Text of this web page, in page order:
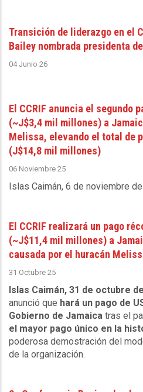
Transición de liderazgo en el
Bailey nombrada presidenta
04 Junio 26
El CCRIF anuncia el segundo
(~J$3,4 mil millones) a
Melissa, elevando el total de
(J$14,8 mil millones)
06 Noviembre 25
Islas Caimán, 6 de noviembre
El CCRIF realizará un pago
(~J$11,4 mil millones) a
causada por el huracán
31 Octubre 25
Islas Caimán, 31 de octubre
anunció que hará un pago de
Gobierno de Jamaica tras el
el mayor pago único en la
poderosa demostración del
de la organización.